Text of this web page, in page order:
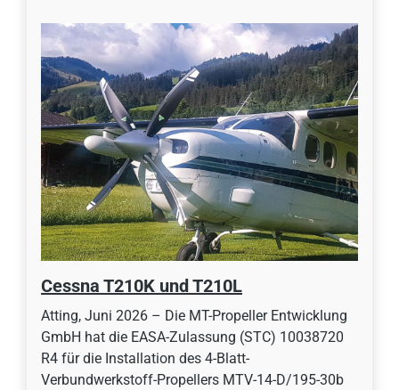
Cessna T210K und T210L
Atting, Juni 2026 – Die MT-Propeller Entwicklung
GmbH hat die EASA-Zulassung (STC) 10038720
R4 für die Installation des 4-Blatt-
Verbundwerkstoff-Propellers MTV-14-D/195-30b